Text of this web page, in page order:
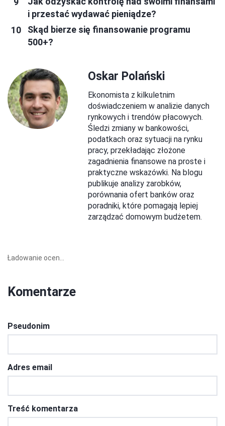
i przestać wydawać pieniądze?
Skąd bierze się finansowanie programu
500+?
Oskar Polański
Ekonomista z kilkuletnim
doświadczeniem w analizie danych
rynkowych i trendów płacowych.
Śledzi zmiany w bankowości,
podatkach oraz sytuacji na rynku
pracy, przekładając złożone
zagadnienia finansowe na proste i
praktyczne wskazówki. Na blogu
publikuje analizy zarobków,
porównania ofert banków oraz
poradniki, które pomagają lepiej
zarządzać domowym budżetem.
Ładowanie ocen...
Komentarze
Pseudonim
Adres email
Treść komentarza